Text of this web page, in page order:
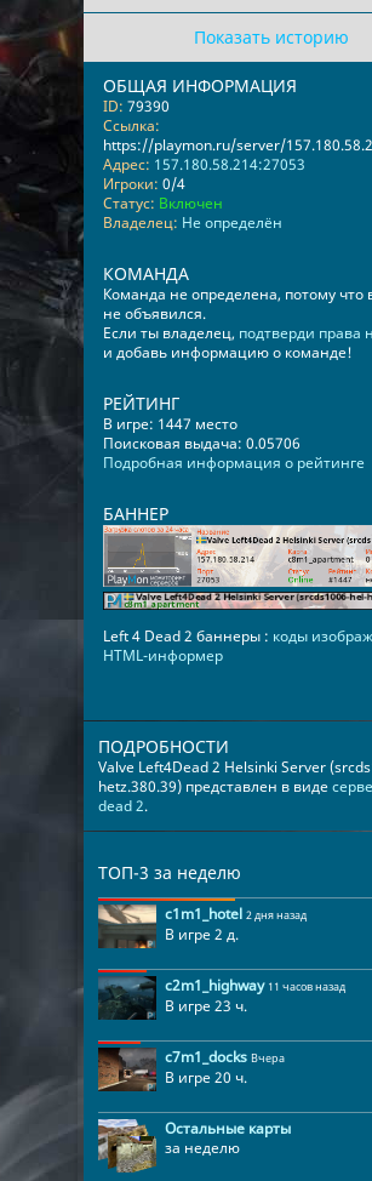
Показать историю
ОБЩАЯ ИНФОРМАЦИЯ
ID: 79390
Ссылка:
https://playmon.ru/server/
Адрес: 157.180.58.214:27053
Игроки: 0/4
Статус: Включен
Владелец: Не определён
КОМАНДА
Команда не определена, потому что
не объявился.
Если ты владелец, подтверди права
и добавь информацию о команде!
РЕЙТИНГ
В игре: 1447 место
Поисковая выдача: 0.05706
Подробная информация о рейтинге
БАННЕР
Left 4 Dead 2 баннеры : коды
HTML-информер
ПОДРОБНОСТИ
Valve Left4Dead 2 Helsinki Server
hetz.380.39) представлен в виде
dead 2.
ТОП-3 за неделю
c1m1_hotel 2 дня назад
В игре 2 д.
c2m1_highway 11 часов назад
В игре 23 ч.
c7m1_docks Вчера
В игре 20 ч.
Остальные карты
за неделю